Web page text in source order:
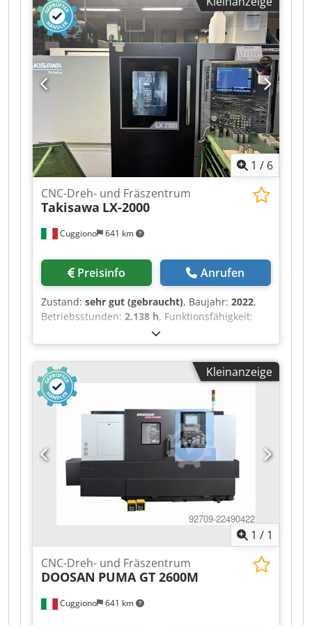
2-Stufen-Getriebe - dadurch sehr hohes
Drehmoment; Dkodpfx Ajzrwa Nji Tjr Tool Setter,
abnehmbar; Späneförderer; diverse
Werkzeughalter, fest und angetrieben; nur ca.
4.100 Std; Eine Besichtigung ist nach Absprache
unter Strom möglich und auch gewünscht;
1 / 6
Cuggiono 641 km
CNC-Dreh- und Fräszentrum
Takisawa LX-2000
Preisinfo Anrufen
Zustand: sehr gut (gebraucht), Baujahr: 2022,
Betriebsstunden: 2.138 h, Funktionsfähigkeit:
, Drehlänge:
Drehdurchmesser:450 mm, Leistung des
Spindelmotors:11 W, Spindeldrehzahl (min.):40
U/min, Spindeldrehzahl (max.): 400 U/min,
Spindelbohrung:
, Verfahrweg X-Achse:
550 mm
815 mm
24 m/min , Eilgang Z-Achse:30 m/min
Art des Eingangsstroms:Drehstrom
Gesamthöhe:
1.830 mm, Gesamtlänge:
mm
, Gesamtbreite: 1.960 mm, Spindelnase:
ASA
, Gesamtgewicht: 6.100 kg,
Spindeldurchmesser:
, Ausstattung:
Dokumentation/Handbuch, Gebrauchte 2-
Achsen-Drehmaschine mit CNC-Steuerung Fanuc
Kleinanzeige
1 / 1
Cuggiono 641 km
CNC-Dreh- und Fräszentrum
DOOSAN PUMA GT 2600M